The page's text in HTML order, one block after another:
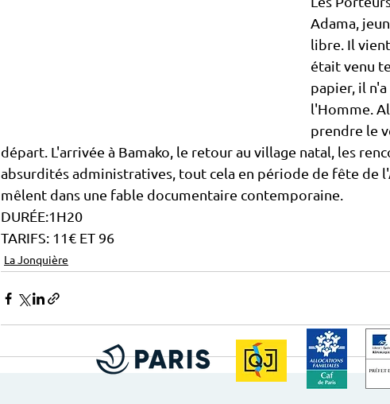
Adama,
libre. Il
était venu
papier, il
l'Homme.
prendre le
départ. L'arrivée à Bamako, le retour au village natal, les
absurdités administratives, tout cela en période de fête de
mêlent dans une fable documentaire contemporaine.
DURÉE:1H20
TARIFS: 11€ ET 96
La Jonquière